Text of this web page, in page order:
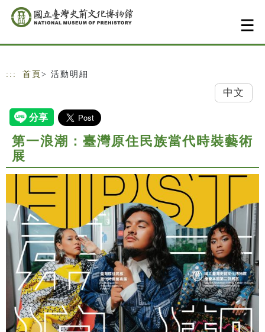
跳到主要內容
網站導覽
::: 首頁 > 活動明細
中文
第一浪潮：臺灣原住民族當代時裝藝術
展